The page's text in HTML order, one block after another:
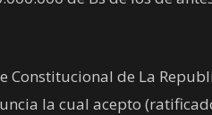
Constitucional de La
la cual acepto